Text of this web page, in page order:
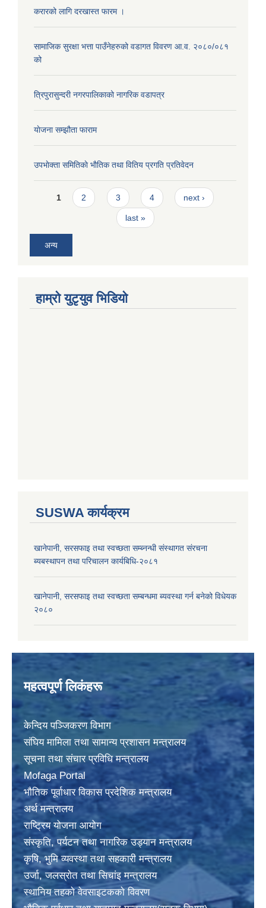
करारको लागि दरखास्त फारम ।
सामाजिक सुरक्षा भत्ता पाउँनेहरुको वडागत विवरण आ.व. २०८०/०८१
को
त्रिपुरासुन्दरी नगरपालिकाको नागरिक वडापत्र
याेजना सम्झौता फाराम
उपभाेक्ता समितिकाे भाैतिक तथा वितिय प्रगति प्रतिवेदन
Pages
1 2 3 4 next ›
last »
अन्य
हाम्राे युटृयुव भिडियाे
SUSWA कार्यक्रम
खानेपानी, सरसफाइ तथा स्वच्छता सम्ब्नन्धी संस्थागत संरचना
ब्यबस्थापन तथा परिचालन कार्यबिधि-२०८१
खानेपानी, सरसफाइ तथा स्वच्छता सम्बन्धमा ब्यवस्था गर्न बनेको विधेयक
२०८०
महत्वपूर्ण लिकंहरू
केन्दिय पञ्जिकरण विभाग
संघिय मामिला तथा सामान्य प्रशासन मन्त्रालय
सूचना तथा संचार प्रविधि मन्त्रालय
Mofaga Portal
भाैतिक पूर्वाधार विकास प्रदेशिक मन्त्रालय
अर्थ मन्त्रालय
राष्ट्रिय योजना आयोग
संस्कृति, पर्यटन तथा नागरिक उड्यान मन्त्रालय
कृषि, भुमि व्यवस्था तथा सहकारी मन्त्रालय
उर्जा, जलस्राेत तथा सिचांइ मन्त्रालय
स्थानिय तहकाे वेवसाइटककाे विवरण